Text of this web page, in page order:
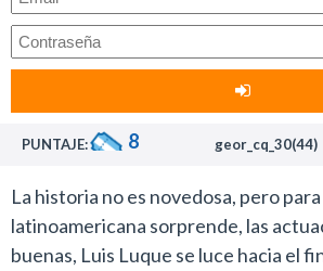
PUNTAJE: 8 geor_cq_30(44)
La historia no es novedosa, pero
latinoamericana sorprende, las
buenas, Luis Luque se luce hacia el